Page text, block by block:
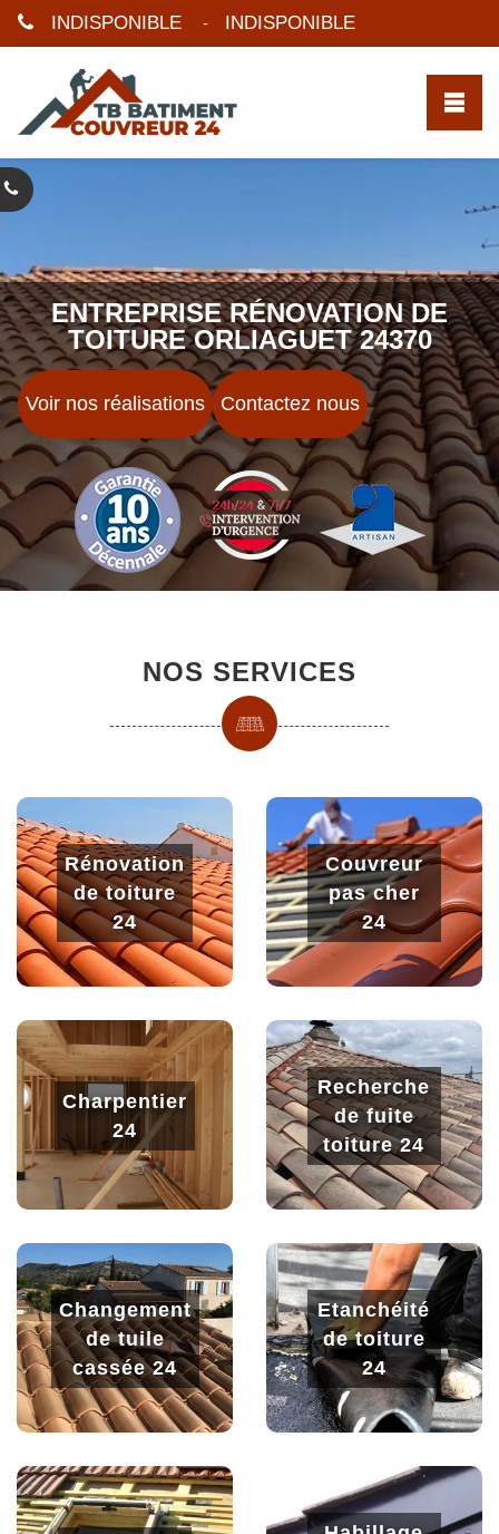
INDISPONIBLE - INDISPONIBLE
ENTREPRISE RÉNOVATION DE
TOITURE ORLIAGUET 24370
Voir nos réalisations Contactez nous
NOS SERVICES
Rénovation
de toiture
24
Couvreur
pas cher
24
Charpentier
24
Recherche
de fuite
toiture 24
Changement
de tuile
cassée 24
Etanchéité
de toiture
24